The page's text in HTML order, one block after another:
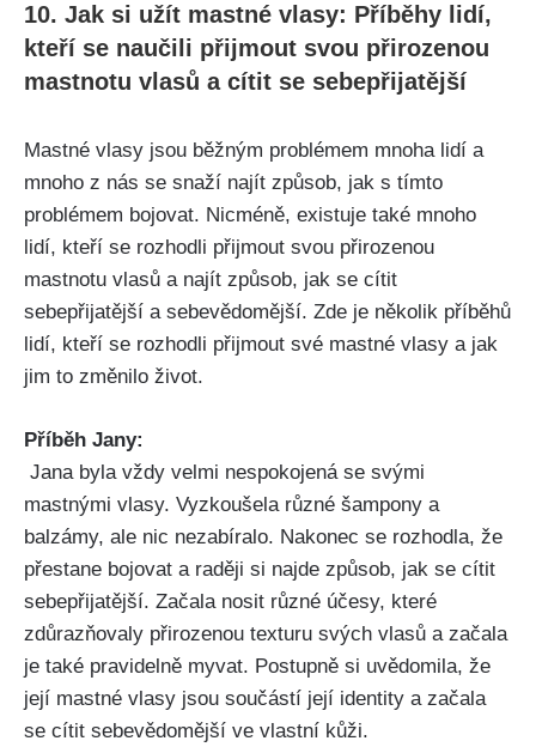
10.⁤ Jak⁣ si ⁣užít mastné vlasy: ⁣Příběhy ⁣lidí,
kteří se‌ naučili⁢ přijmout svou ⁤přirozenou
mastnotu vlasů a cítit​ se ⁣sebepřijatější
Mastné vlasy jsou⁣ běžným​ problémem mnoha lidí⁢ a
mnoho z nás se snaží najít způsob, jak s tímto
problémem ⁣bojovat. ‌Nicméně, ⁤existuje ‍také mnoho
lidí, kteří se rozhodli‍ přijmout svou přirozenou
‌mastnotu vlasů a najít⁢ způsob, ⁤jak se‍ cítit
⁢sebepřijatější a sebevědomější. Zde‌ je několik příběhů
lidí, ‌kteří se rozhodli ⁣přijmout své⁣ mastné vlasy a jak
‍jim ​to změnilo ⁢život.
Příběh Jany:
​ Jana ⁤byla vždy velmi nespokojená se svými
mastnými vlasy. Vyzkoušela různé šampony a
balzámy, ale nic nezabíralo.⁤ Nakonec se rozhodla, že
přestane⁤ bojovat a raději si najde⁣ způsob, jak se​ cítit
sebepřijatější. Začala nosit různé⁣ účesy, které
⁤zdůrazňovaly ‌přirozenou texturu svých vlasů a začala
je také pravidelně myvat. Postupně si ⁢uvědomila,‌ že
její⁣ mastné vlasy jsou ⁤součástí její⁤ identity a⁣ začala
se cítit⁢ sebevědomější⁣ ve vlastní ⁢kůži.